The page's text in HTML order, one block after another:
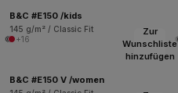
B&C #E150 /kids
145 g/m² / Classic Fit
+16
Zur
Wunschliste
hinzufügen
B&C #E150 V /women